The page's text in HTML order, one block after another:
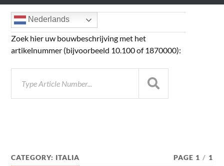
CATEGORY: ITALIA PAGE 1 / 1
Nederlands
Zoek hier uw bouwbeschrijving met het
artikelnummer (bijvoorbeeld 10.100 of 1870000):